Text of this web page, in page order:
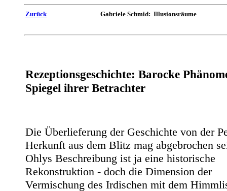
Zurück Gabriele Schmid: Illusionsräume
Rezeptionsgeschichte: Barocke
Spiegel ihrer Betrachter
Die Überlieferung der Geschichte von der
Herkunft aus dem Blitz mag abgebrochen
Ohlys Beschreibung ist ja eine historische
Rekonstruktion - doch die Dimension der
Vermischung des Irdischen mit dem